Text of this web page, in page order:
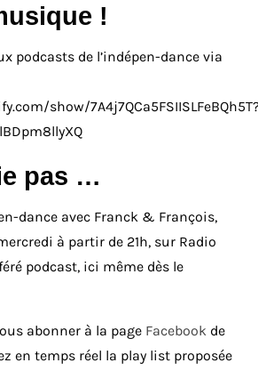
!
podcasts de l’indépen-dance via
show/
pas …
dance avec Franck & François,
à partir de 21h, sur Radio
podcast, ici même dès le
abonner à la page Facebook de
en temps réel la play list proposée